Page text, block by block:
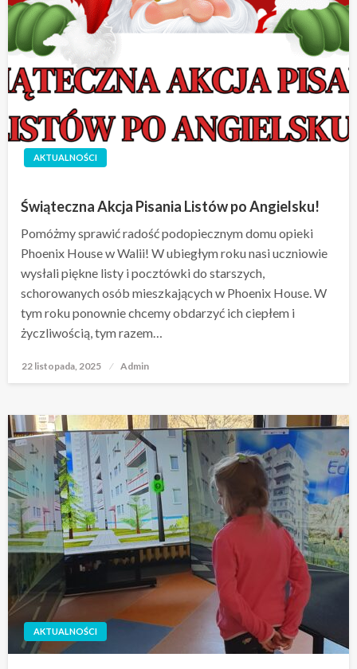
AKTUALNOŚCI
Świąteczna Akcja Pisania Listów po Angielsku!
Pomóżmy sprawić radość podopiecznym domu opieki
Phoenix House w Walii! W ubiegłym roku nasi uczniowie
wysłali piękne listy i pocztówki do starszych,
schorowanych osób mieszkających w Phoenix House. W
tym roku ponownie chcemy obdarzyć ich ciepłem i
życzliwością, tym razem…
Opublikowane
22 listopada, 2025 Admin
AKTUALNOŚCI